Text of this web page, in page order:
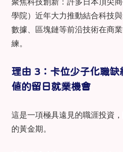
學院）近年大力推動結合科技
數據、區塊鏈等前沿技術在商
練。
理由 3：卡位少子化職缺
值的留日就業機會
這是一項極具遠見的職涯投資
的黃金期。